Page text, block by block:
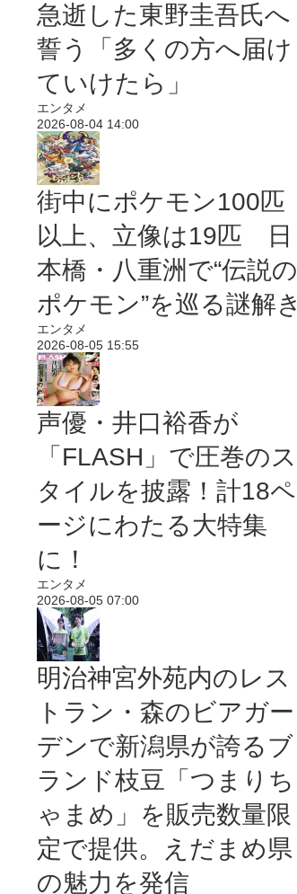
急逝した東野圭吾氏へ
誓う「多くの方へ届け
ていけたら」
エンタメ
2026-08-04 14:00
街中にポケモン100匹
以上、立像は19匹 日
本橋・八重洲で“伝説の
ポケモン”を巡る謎解き
エンタメ
2026-08-05 15:55
声優・井口裕香が
「FLASH」で圧巻のス
タイルを披露！計18ペ
ージにわたる大特集
に！
エンタメ
2026-08-05 07:00
明治神宮外苑内のレス
トラン・森のビアガー
デンで新潟県が誇るブ
ランド枝豆「つまりち
ゃまめ」を販売数量限
定で提供。えだまめ県
の魅力を発信